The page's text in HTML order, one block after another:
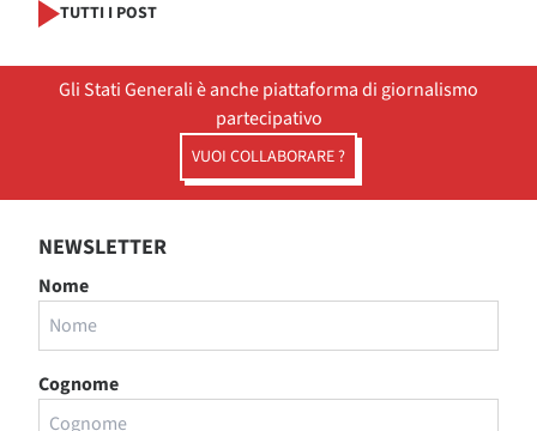
TUTTI I POST
Gli Stati Generali è anche piattaforma di giornalismo
partecipativo
VUOI COLLABORARE ?
NEWSLETTER
Nome
Cognome